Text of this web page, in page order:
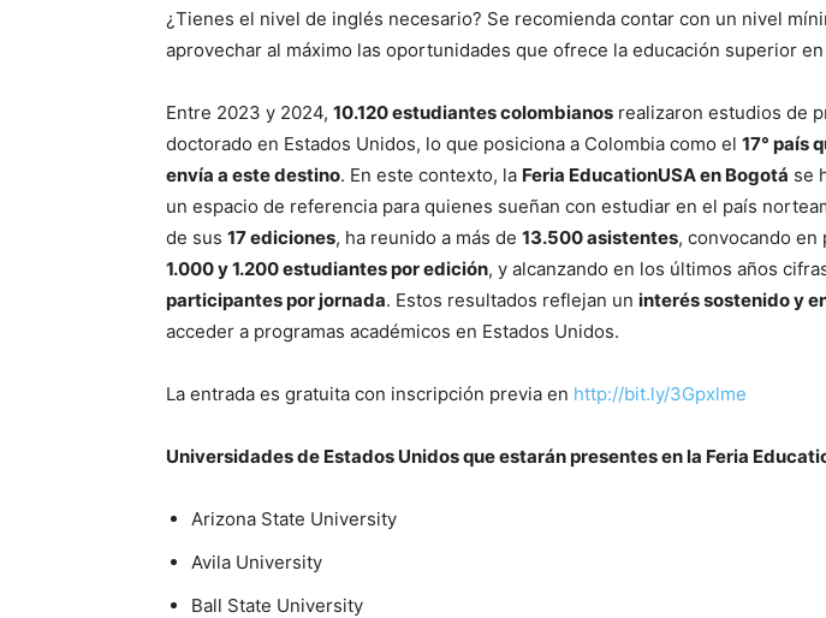
¿Tienes el nivel de inglés necesario? Se recomienda contar con un nivel
aprovechar al máximo las oportunidades que ofrece la educación superior
Entre 2023 y 2024, 10.120 estudiantes colombianos realizaron estudios de
doctorado en Estados Unidos, lo que posiciona a Colombia como el 17° país
envía a este destino. En este contexto, la Feria EducationUSA en Bogotá se
un espacio de referencia para quienes sueñan con estudiar en el país
de sus 17 ediciones, ha reunido a más de 13.500 asistentes, convocando
1.000 y 1.200 estudiantes por edición, y alcanzando en los últimos años
participantes por jornada. Estos resultados reflejan un interés sostenido y
acceder a programas académicos en Estados Unidos.
La entrada es gratuita con inscripción previa en http://bit.ly/3Gpxlme
Universidades de Estados Unidos que estarán presentes en la Feria
Arizona State University
Avila University
Ball State University